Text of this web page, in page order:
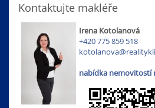
Kontaktujte makléře
Irena Kotolanová
+420 775 859 518
nabídka nemovitostí